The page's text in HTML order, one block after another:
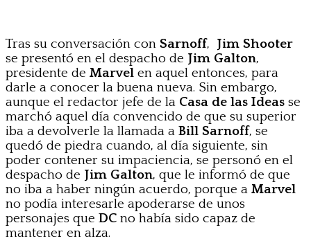
Tras su conversación con Sarnoff, Jim Shooter
se presentó en el despacho de Jim Galton,
presidente de Marvel en aquel entonces, para
darle a conocer la buena nueva. Sin embargo,
aunque el redactor jefe de la Casa de las Ideas se
marchó aquel día convencido de que su superior
iba a devolverle la llamada a Bill Sarnoff, se
quedó de piedra cuando, al día siguiente, sin
poder contener su impaciencia, se personó en el
despacho de Jim Galton, que le informó de que
no iba a haber ningún acuerdo, porque a Marvel
no podía interesarle apoderarse de unos
personajes que DC no había sido capaz de
mantener en alza.